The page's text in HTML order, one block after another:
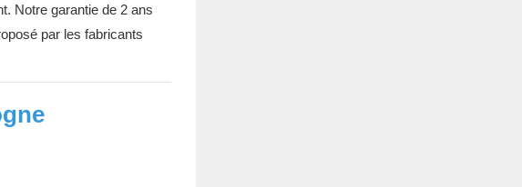
Notre garantie de 2 ans
par les fabricants